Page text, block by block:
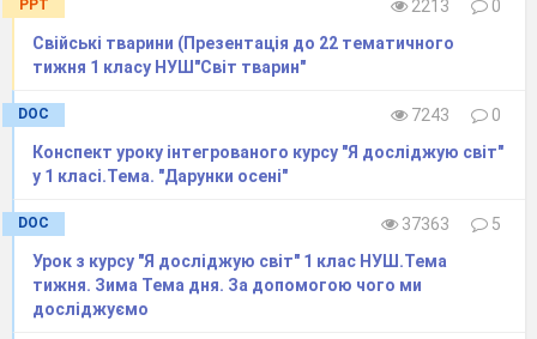
20
Чому варто займатися
Які риси характеру
Які є види спорту?
Чому Олімпійські ігри –
Як грати за правилами
21
МОЇ УЛЮБЛЕНІ КНИЖКИ
Як народилася книжка?
PPT 2213
0
Свійські тварини (Презентація до 22 тематичного
тижня 1 класу НУШ"Світ тварин"
DOC 7243
0
Конспект уроку інтегрованого курсу "Я досліджую світ"
у 1 класі.Тема. "Дарунки осені"
DOC 37363
5
Урок з курсу "Я досліджую світ" 1 клас НУШ.Тема
тижня. Зима Тема дня. За допомогою чого ми
досліджуємо